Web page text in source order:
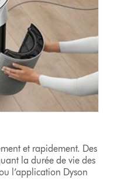
et rapidement. Des
la durée de vie des
l’application Dyson